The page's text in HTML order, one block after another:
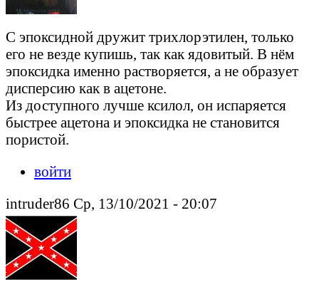
С эпоксидной дружит трихлорэтилен, только
его не везде купишь, так как ядовитый. В нём
эпоксидка именно растворяется, а не образует
дисперсию как в ацетоне.
Из доступного лучше ксилол, он испаряется
быстрее ацетона и эпоксидка не становится
пористой.
войти
intruder86 Ср, 13/10/2021 - 20:07